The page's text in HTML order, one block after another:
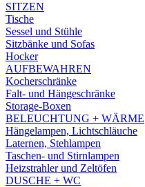
SITZEN
Tische
Sessel und Stühle
Sitzbänke und Sofas
Hocker
AUFBEWAHREN
Kocherschränke
Falt- und Hängeschränke
Storage-Boxen
BELEUCHTUNG + WÄRME
Hängelampen, Lichtschläuche
Laternen, Stehlampen
Taschen- und Stirnlampen
Heizstrahler und Zeltöfen
DUSCHE + WC